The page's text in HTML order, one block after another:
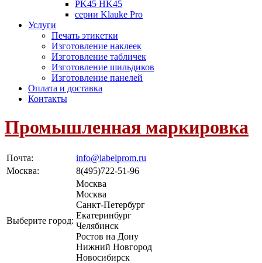
PK45 HK45
серии Klauke Pro
Услуги
Печать этикетки
Изготовление наклеек
Изготовление табличек
Изготовление шильдиков
Изготовление панелей
Оплата и доставка
Контакты
Промышленная маркировка
Почта:
info@labelprom.ru
Москва: 8(495)722-51-96
Выберите город:
Москва
Москва
Санкт-Петербург
Екатеринбург
Челябинск
Ростов на Дону
Нижний Новгород
Новосибирск